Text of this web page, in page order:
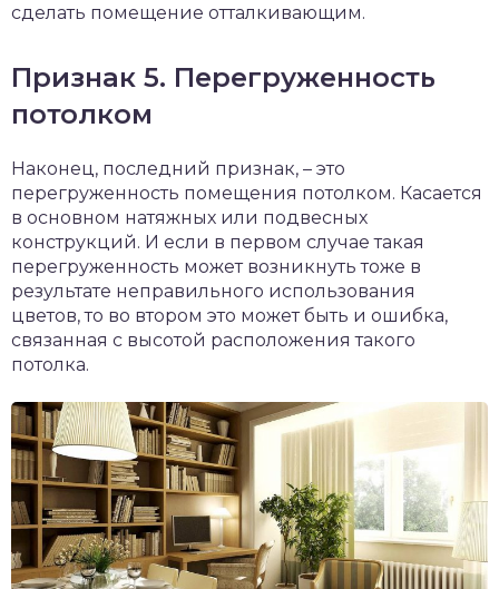
сделать помещение отталкивающим.
Признак 5. Перегруженность
потолком
Наконец, последний признак, – это
перегруженность помещения потолком. Касается
в основном натяжных или подвесных
конструкций. И если в первом случае такая
перегруженность может возникнуть тоже в
результате неправильного использования
цветов, то во втором это может быть и ошибка,
связанная с высотой расположения такого
потолка.